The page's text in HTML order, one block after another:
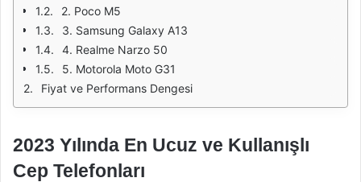
2. Poco M5
3. Samsung Galaxy A13
4. Realme Narzo 50
5. Motorola Moto G31
Fiyat ve Performans Dengesi
2023 Yılında En Ucuz ve Kullanışlı
Cep Telefonları